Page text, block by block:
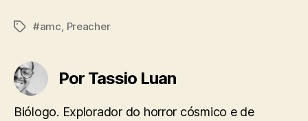
Tags#amc, Preacher
Por Tassio Luan
Biólogo. Explorador do horror cósmico e de